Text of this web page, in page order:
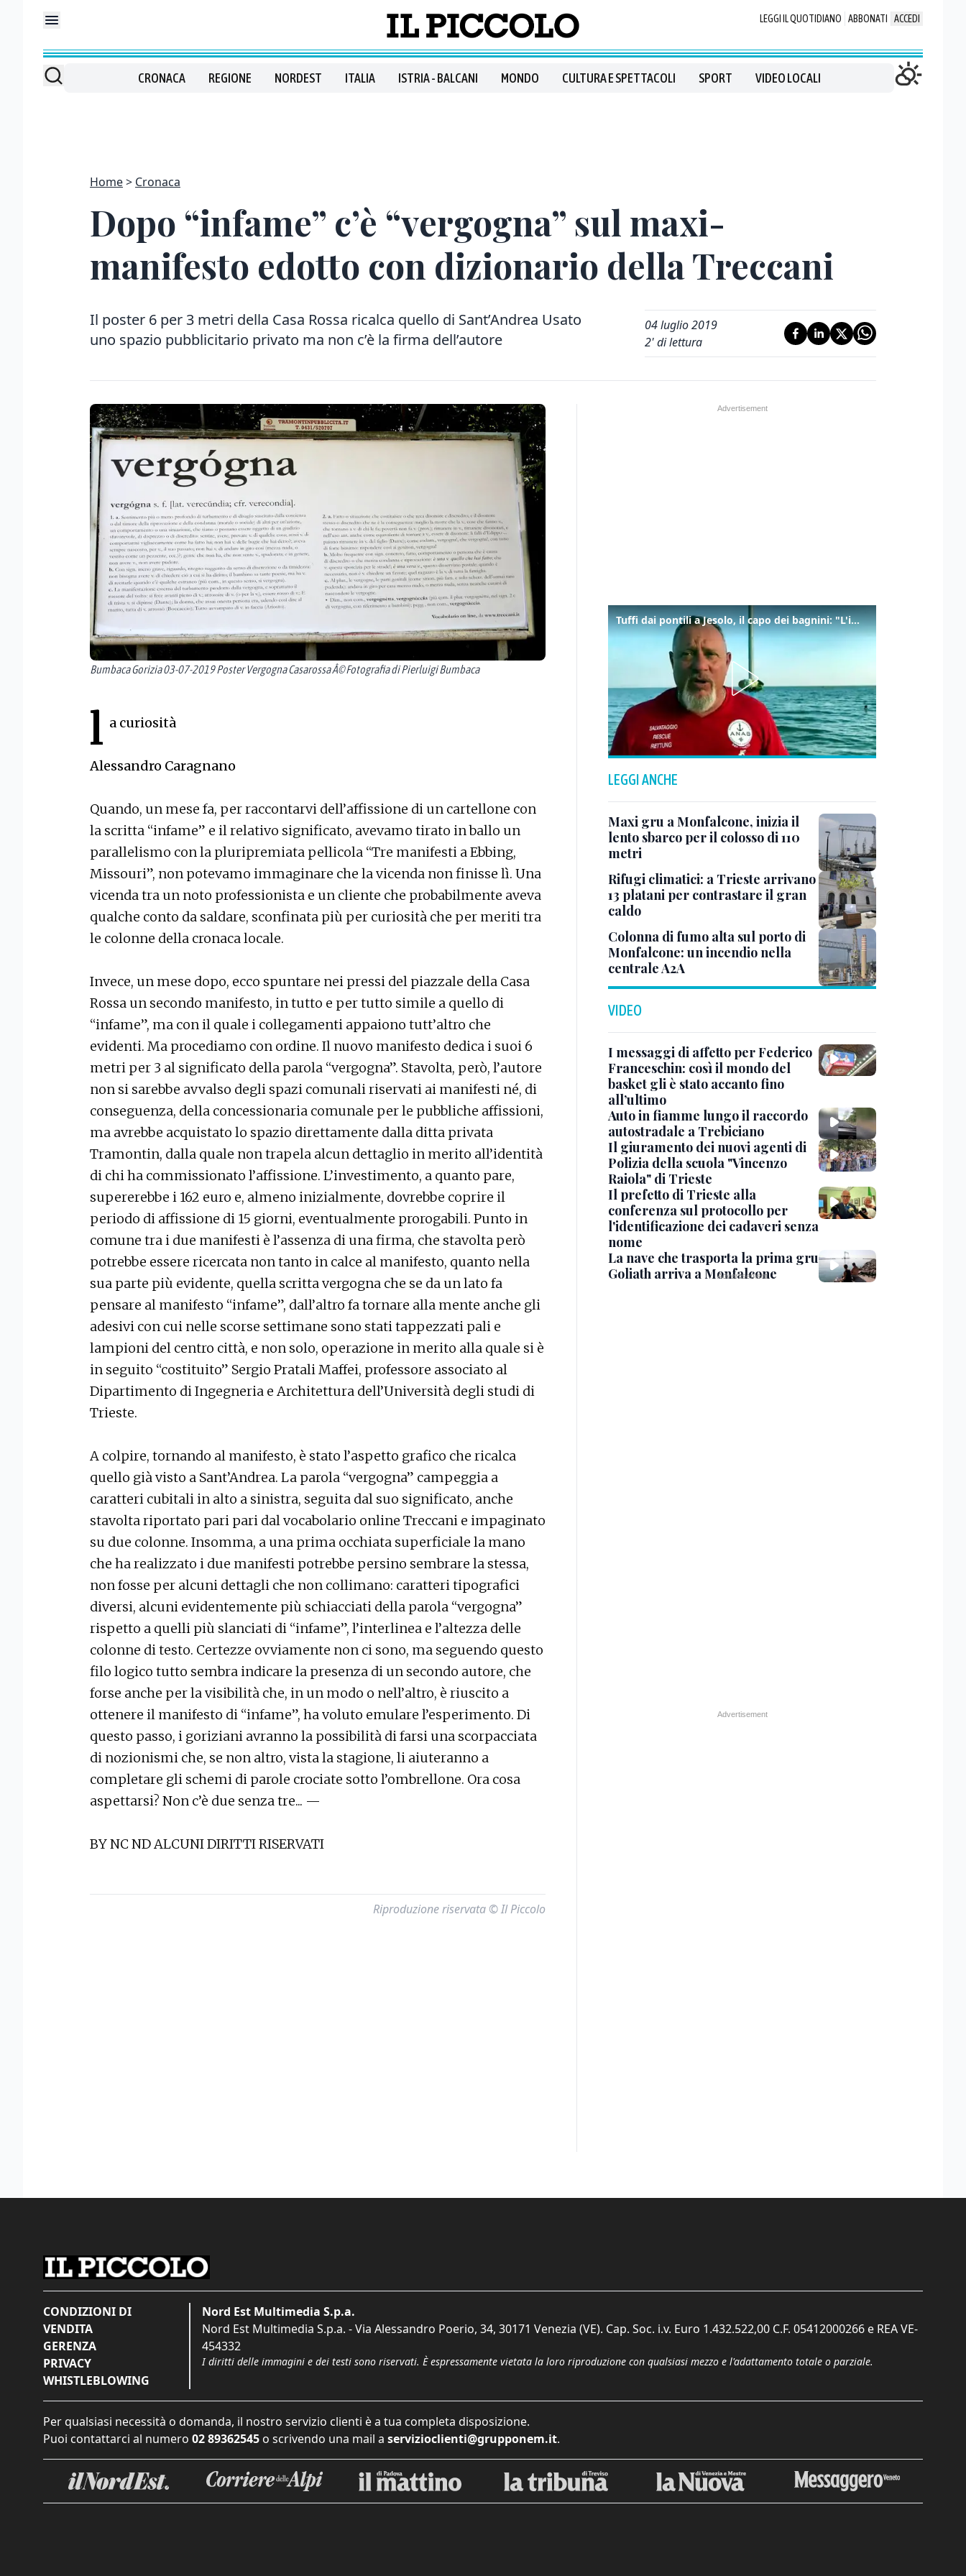
LEGGI IL QUOTIDIANO ABBONATI ACCEDI
CRONACA REGIONE NORDEST ITALIA ISTRIA - BALCANI MONDO CULTURA E SPETTACOLI SPORT VIDEO LOCALI
Home Cronaca
Dopo “infame” c’è “vergogna” sul maxi-
manifesto edotto con dizionario della Treccani
Il poster 6 per 3 metri della Casa Rossa ricalca quello di Sant’Andrea Usato
uno spazio pubblicitario privato ma non c’è la firma dell’autore
04 luglio 2019
2' di lettura
Bumbaca Gorizia 03-07-2019 Poster Vergogna Casarossa Â© Fotografia di Pierluigi Bumbaca
l a curiosità
Alessandro Caragnano
Quando, un mese fa, per raccontarvi dell’affissione di un cartellone con
la scritta “infame” e il relativo significato, avevamo tirato in ballo un
parallelismo con la pluripremiata pellicola “Tre manifesti a Ebbing,
Missouri”, non potevamo immaginare che la vicenda non finisse lì. Una
vicenda tra un noto professionista e un cliente che probabilmente aveva
qualche conto da saldare, sconfinata più per curiosità che per meriti tra
le colonne della cronaca locale.
Invece, un mese dopo, ecco spuntare nei pressi del piazzale della Casa
Rossa un secondo manifesto, in tutto e per tutto simile a quello di
“infame”, ma con il quale i collegamenti appaiono tutt’altro che
evidenti. Ma procediamo con ordine. Il nuovo manifesto dedica i suoi 6
metri per 3 al significato della parola “vergogna”. Stavolta, però, l’autore
non si sarebbe avvalso degli spazi comunali riservati ai manifesti né, di
conseguenza, della concessionaria comunale per le pubbliche affissioni,
ma avrebbe acquistato lo spazio direttamente dalla ditta privata
Tramontin, dalla quale non trapela alcun dettaglio in merito all’identità
di chi ha commissionato l’affissione. L’investimento, a quanto pare,
supererebbe i 162 euro e, almeno inizialmente, dovrebbe coprire il
periodo di affissione di 15 giorni, eventualmente prorogabili. Punto in
comune tra i due manifesti è l’assenza di una firma, che stavolta però
potrebbe essere ricercata non tanto in calce al manifesto, quanto nella
sua parte più evidente, quella scritta vergogna che se da un lato fa
pensare al manifesto “infame”, dall’altro fa tornare alla mente anche gli
adesivi con cui nelle scorse settimane sono stati tappezzati pali e
lampioni del centro città, e non solo, operazione in merito alla quale si è
in seguito “costituito” Sergio Pratali Maffei, professore associato al
Dipartimento di Ingegneria e Architettura dell’Università degli studi di
Trieste.
A colpire, tornando al manifesto, è stato l’aspetto grafico che ricalca
quello già visto a Sant’Andrea. La parola “vergogna” campeggia a
caratteri cubitali in alto a sinistra, seguita dal suo significato, anche
stavolta riportato pari pari dal vocabolario online Treccani e impaginato
su due colonne. Insomma, a una prima occhiata superficiale la mano
che ha realizzato i due manifesti potrebbe persino sembrare la stessa,
non fosse per alcuni dettagli che non collimano: caratteri tipografici
diversi, alcuni evidentemente più schiacciati della parola “vergogna”
rispetto a quelli più slanciati di “infame”, l’interlinea e l’altezza delle
colonne di testo. Certezze ovviamente non ci sono, ma seguendo questo
filo logico tutto sembra indicare la presenza di un secondo autore, che
forse anche per la visibilità che, in un modo o nell’altro, è riuscito a
ottenere il manifesto di “infame”, ha voluto emulare l’esperimento. Di
questo passo, i goriziani avranno la possibilità di farsi una scorpacciata
di nozionismi che, se non altro, vista la stagione, li aiuteranno a
completare gli schemi di parole crociate sotto l’ombrellone. Ora cosa
aspettarsi? Non c’è due senza tre... —
BY NC ND ALCUNI DIRITTI RISERVATI
Riproduzione riservata © Il Piccolo
Tuffi dai pontili a Jesolo, il capo dei bagnini: "L'impegno di tutti per evitare altre tragedie"
LEGGI ANCHE
Maxi gru a Monfalcone, inizia il
lento sbarco per il colosso di 110
metri
Rifugi climatici: a Trieste arrivano
13 platani per contrastare il gran
caldo
Colonna di fumo alta sul porto di
Monfalcone: un incendio nella
centrale A2A
VIDEO
I messaggi di affetto per Federico
Franceschin: così il mondo del
basket gli è stato accanto fino
all’ultimo
Auto in fiamme lungo il raccordo
autostradale a Trebiciano
Il giuramento dei nuovi agenti di
Polizia della scuola "Vincenzo
Raiola" di Trieste
Il prefetto di Trieste alla
conferenza sul protocollo per
l'identificazione dei cadaveri senza
nome
La nave che trasporta la prima gru
Goliath arriva a Monfalcone
CONDIZIONI DI
VENDITA
GERENZA
PRIVACY
WHISTLEBLOWING
Nord Est Multimedia S.p.a.
Nord Est Multimedia S.p.a. - Via Alessandro Poerio, 34, 30171 Venezia (VE). Cap. Soc. i.v. Euro 1.432.522,00 C.F. 05412000266 e REA VE-
454332
I diritti delle immagini e dei testi sono riservati. È espressamente vietata la loro riproduzione con qualsiasi mezzo e l'adattamento totale o parziale.
Per qualsiasi necessità o domanda, il nostro servizio clienti è a tua completa disposizione.
Puoi contattarci al numero 02 89362545 o scrivendo una mail a servizioclienti@grupponem.it.